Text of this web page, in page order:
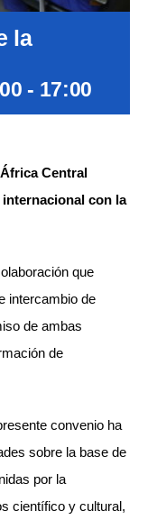
la
- 17:00
Central
con la
que
intercambio de
de ambas
de
convenio ha
sobre la base de
por la
científico y cultural,